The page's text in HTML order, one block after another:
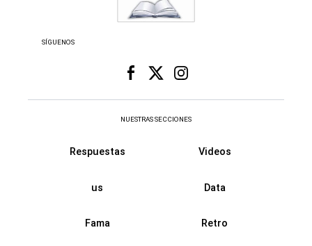
SÍGUENOS
NUESTRAS SECCIONES
Respuestas Videos
us Data
Fama Retro